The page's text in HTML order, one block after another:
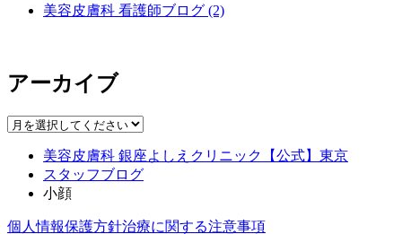
美容皮膚科 看護師ブログ (2)
アーカイブ
美容皮膚科 銀座よしえクリニック【公式】東京
スタッフブログ
小顔
個人情報保護方針治療に関する注意事項